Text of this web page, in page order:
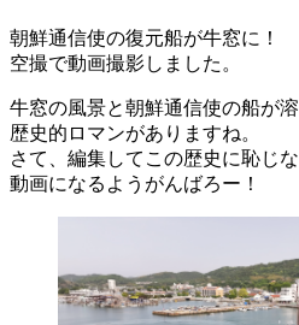
朝鮮通信使の復元船が牛窓に！
空撮で動画撮影しました。
牛窓の風景と朝鮮通信使の船が
歴史的ロマンがありますね。
さて、編集してこの歴史に恥じ
動画になるようがんばろー！